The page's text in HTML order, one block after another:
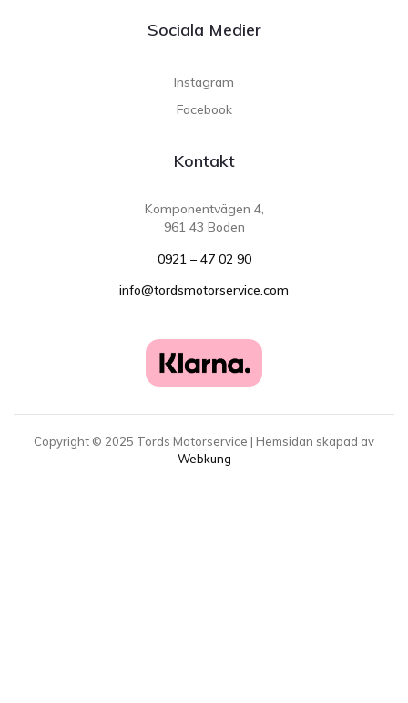
Sociala Medier
Instagram
Facebook
Kontakt
Komponentvägen 4,
961 43 Boden
0921 – 47 02 90
info@tordsmotorservice.com
Copyright © 2025 Tords Motorservice | Hemsidan skapad av
Webkung